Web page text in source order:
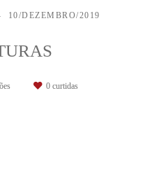
10/DEZEMBRO/2019
0 curtidas